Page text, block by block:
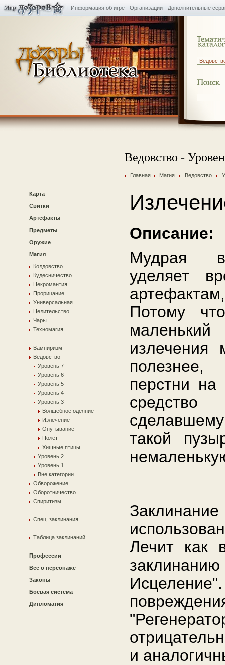
Информация об игре Организации Дополнительные
Карта
Свитки
Артефакты
Предметы
Оружие
Магия
Колдовство
Кудесничество
Некромантия
Прорицание
Универсальная
Целительство
Чары
Техномагия
Вампиризм
Ведовство
Уровень 7
Уровень 6
Уровень 5
Уровень 4
Уровень 3
Волшебное одеяние
Излечение
Опутывание
Полёт
Хищные птицы
Уровень 2
Уровень 1
Вне категории
Обворожение
Оборотничество
Спиритизм
Спец. заклинания
Таблица заклинаний
Профессии
Все о персонаже
Законы
Боевая система
Дипломатия
Ведовство -
Главная Магия Ведовство
Описание:
Мудрая
уделяет
Потому
излечения
перстни на
такой
Лечит как
и